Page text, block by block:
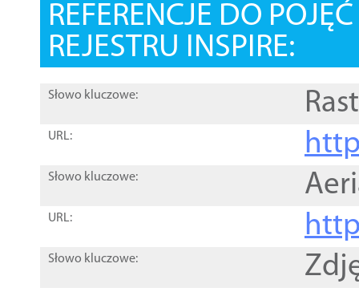
REFERENCJE DO
REJESTRU INSPIRE:
Słowo kluczowe:
URL:
Słowo kluczowe:
URL:
Słowo kluczowe: